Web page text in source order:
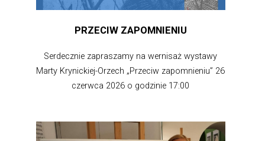
PRZECIW ZAPOMNIENIU
Serdecznie zapraszamy na wernisaż wystawy
Marty Krynickiej-Orzech „Przeciw zapomnieniu” 26
czerwca 2026 o godzinie 17:00